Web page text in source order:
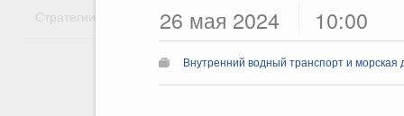
26 мая 2024 10:00
Внутренний водный транспорт и морская
Стратегии Государственные программы